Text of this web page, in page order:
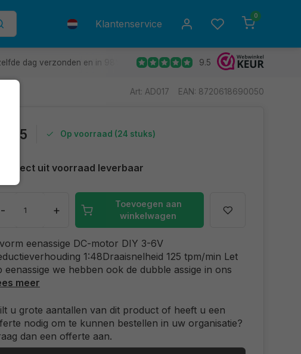
Klantenservice
0
dag verzonden en in 98% van de gevallen de volgende dag in huis.
9.5
Art: AD017 EAN: 8720618690050
Op voorraad (24 stuks)
Direct uit voorraad leverbaar
- +
Toevoegen aan
winkelwagen
eenassige DC-motor DIY 3-6V
1:48Draaisnelheid 125 tpm/min Let
eenassige we hebben ook de dubble assige in ons
meer
u grote aantallen van dit product of heeft u een
nodig om te kunnen bestellen in uw organisatie?
dan een offerte aan.